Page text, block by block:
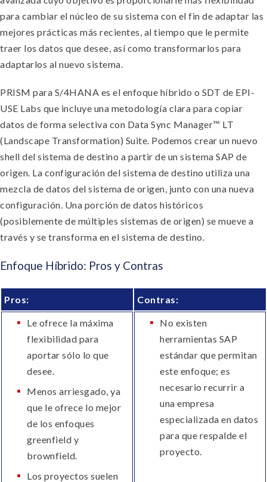
para cambiar el núcleo de su sistema con el fin de adaptar las
mejores prácticas más recientes, al tiempo que le permite
traer los datos que desee, así como transformarlos para
adaptarlos al nuevo sistema.
PRISM para S/4HANA es el enfoque híbrido o SDT de EPI-
USE Labs que incluye una metodología clara para copiar
datos de forma selectiva con Data Sync Manager™ LT
(Landscape Transformation) Suite. Podemos crear un nuevo
shell del sistema de destino a partir de un sistema SAP de
origen. La configuración del sistema de destino utiliza una
mezcla de datos del sistema de origen, junto con una nueva
configuración. Una porción de datos históricos
(posiblemente de múltiples sistemas de origen) se mueve a
través y se transforma en el sistema de destino.
Enfoque Híbrido: Pros y Contras
Pros: Contras:
Le ofrece la máxima
flexibilidad para
aportar sólo lo que
desee.
Menos arriesgado, ya
que le ofrece lo mejor
de los enfoques
greenfield y
brownfield.
Los proyectos suelen
No existen
herramientas SAP
estándar que permitan
este enfoque; es
necesario recurrir a
una empresa
especializada en datos
para que respalde el
proyecto.